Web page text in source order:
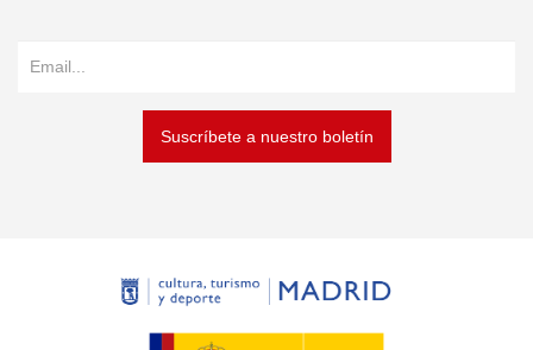
Suscríbete a nuestro boletín